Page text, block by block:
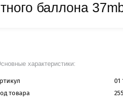
баллона
характеристики:
01
товара